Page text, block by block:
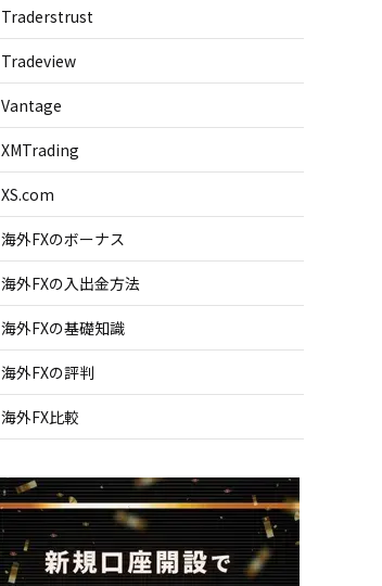
Traderstrust
Tradeview
Vantage
XMTrading
XS.com
海外FXのボーナス
海外FXの入出金方法
海外FXの基礎知識
海外FXの評判
海外FX比較